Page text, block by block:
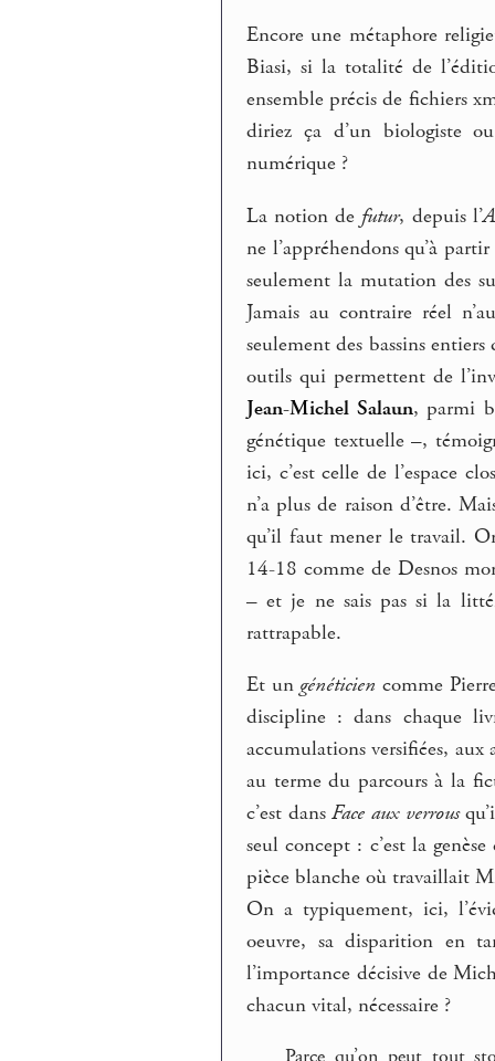
Encore une métaphore
Biasi, si la totalité de
ensemble précis de fichiers
diriez ça d’un biologiste
numérique ?
La notion de futur, depuis l’
ne l’appréhendons qu’à
seulement la mutation des
Jamais au contraire réel
seulement des bassins
outils qui permettent de
Jean-Michel Salaun, parmi
génétique textuelle –,
ici, c’est celle de l’espace
n’a plus de raison d’être.
qu’il faut mener le travail.
14-18 comme de Desnos
– et je ne sais pas si la
rattrapable.
Et ungénéticien comme
discipline : dans chaque
accumulations versifiées, aux
au terme du parcours à la
c’est dansFace aux verrous
seul concept : c’est la
pièce blanche où travaillait
On a typiquement, ici,
oeuvre, sa disparition en
l’importance décisive de
chacun vital, nécessaire ?